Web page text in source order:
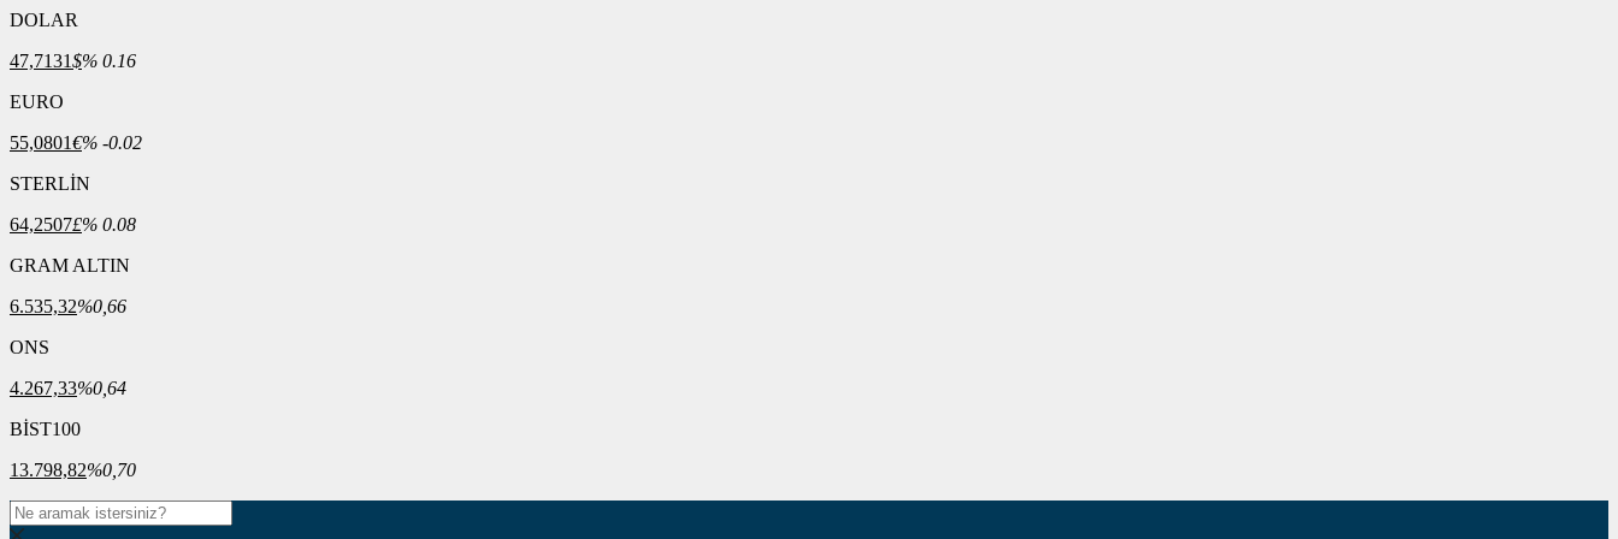
DOLAR
47,7131$% 0.16
EURO
55,0801€% -0.02
STERLİN
64,2507£% 0.08
GRAM ALTIN
6.535,32%0,66
ONS
4.267,33%0,64
BİST100
13.798,82%0,70